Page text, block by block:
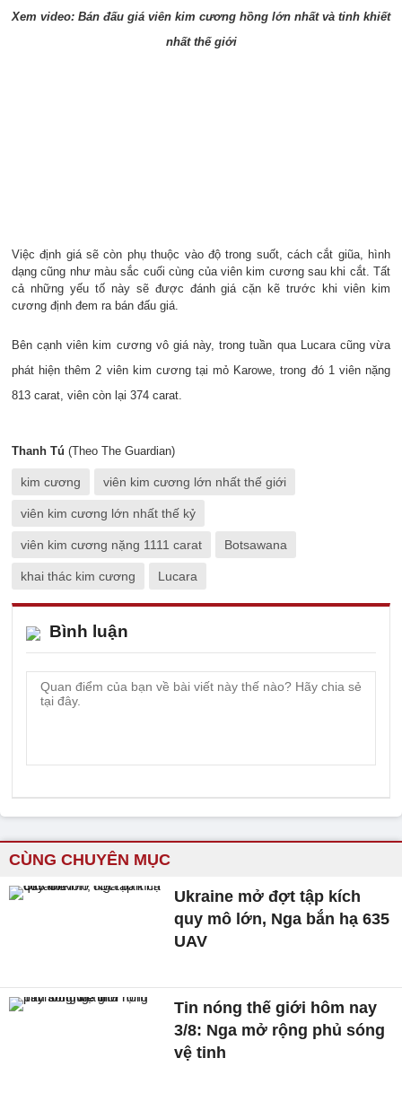
Xem video: Bán đấu giá viên kim cương hồng lớn nhất và tinh khiết
nhất thế giới
Việc định giá sẽ còn phụ thuộc vào độ trong suốt, cách cắt giũa, hình
dạng cũng như màu sắc cuối cùng của viên kim cương sau khi cắt. Tất
cả những yếu tố này sẽ được đánh giá cặn kẽ trước khi viên kim
cương định đem ra bán đấu giá.
Bên cạnh viên kim cương vô giá này, trong tuần qua Lucara cũng vừa
phát hiện thêm 2 viên kim cương tại mỏ Karowe, trong đó 1 viên nặng
813 carat, viên còn lại 374 carat.
Thanh Tú (Theo The Guardian)
kim cương viên kim cương lớn nhất thế giới
viên kim cương lớn nhất thế kỷ
viên kim cương nặng 1111 carat Botsawana
khai thác kim cương Lucara
Bình luận
CÙNG CHUYÊN MỤC
Ukraine mở đợt tập kích
quy mô lớn, Nga bắn hạ 635
UAV
Tin nóng thế giới hôm nay
3/8: Nga mở rộng phủ sóng
vệ tinh